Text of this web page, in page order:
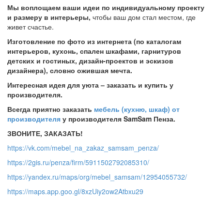
Мы воплощаем ваши идеи по индивидуальному проекту
и размеру в интерьеры, чтобы ваш дом стал местом, где
живет счастье.
Изготовление по фото из интернета (по каталогам
интерьеров, кухонь, спален шкафами, гарнитуров
детских и гостиных, дизайн-проектов и эскизов
дизайнера), словно ожившая мечта.
Интересная идея для уюта – заказать и купить у
производителя.
Всегда приятно заказать мебель (кухню, шкаф) от
производителя у производителя SamSam Пенза.
ЗВОНИТЕ, ЗАКАЗАТЬ!
https://vk.com/mebel_na_zakaz_samsam_penza/
https://2gis.ru/penza/firm/5911502792085310/
https://yandex.ru/maps/org/mebel_samsam/12954055732/
https://maps.app.goo.gl/8xzUiy2ow2Atbxu29